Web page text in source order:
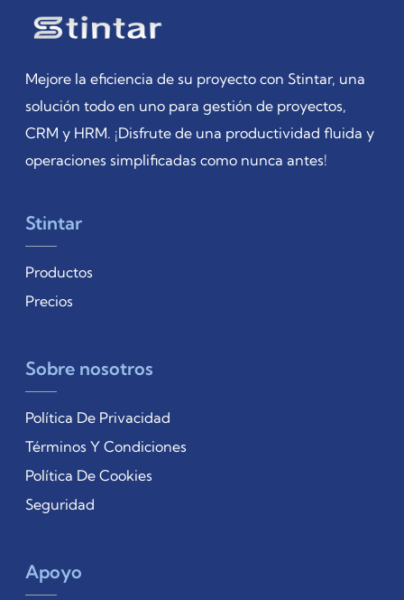
Mejore la eficiencia de su proyecto con Stintar, una
solución todo en uno para gestión de proyectos,
CRM y HRM. ¡Disfrute de una productividad fluida y
operaciones simplificadas como nunca antes!
Stintar
Productos
Precios
Sobre nosotros
Política De Privacidad
Términos Y Condiciones
Política De Cookies
Seguridad
Apoyo